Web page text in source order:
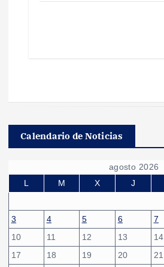
Calendario de Noticias
agosto 2026
L
M X J
3
4 5 6 7
10
11 12 13 14
17
18 19 20 21